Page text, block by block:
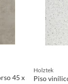
45 x
Holztek
Piso